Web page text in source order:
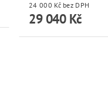
24 000 Kč bez DPH
29 040 Kč